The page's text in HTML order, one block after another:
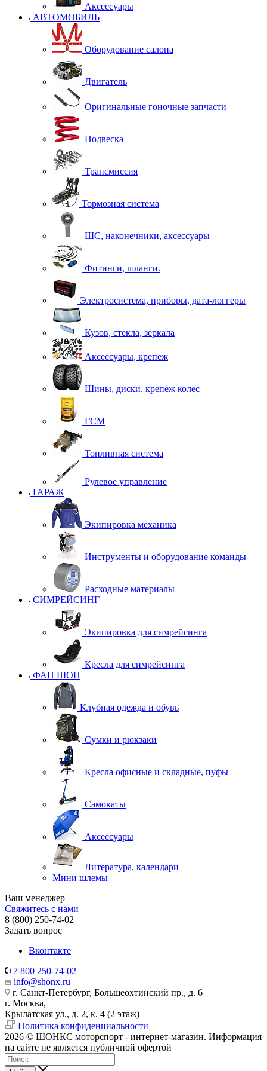
Аксессуары
АВТОМОБИЛЬ
Оборудование салона
Двигатель
Оригинальные гоночные запчасти
Подвеска
Трансмиссия
Тормозная система
ШС, наконечники, аксессуары
Фитинги, шланги.
Электросистема, приборы, дата-логгеры
Кузов, стекла, зеркала
Аксессуары, крепеж
Шины, диски, крепеж колес
ГСМ
Топливная система
Рулевое управление
ГАРАЖ
Экипировка механика
Инструменты и оборудование команды
Расходные материалы
СИМРЕЙСИНГ
Экипировка для симрейсинга
Кресла для симрейсинга
ФАН ШОП
Клубная одежда и обувь
Сумки и рюкзаки
Кресла офисные и складные, пуфы
Самокаты
Аксессуары
Литература, календари
Мини шлемы
Ваш менеджер
Свяжитесь с нами
8 (800) 250-74-02
Задать вопрос
Вконтакте
+7 800 250-74-02
info@shonx.ru
г. Санкт-Петербург, Большеохтинский пр., д. 6
г. Москва,
Крылатская ул., д. 2, к. 4 (2 этаж)
Политика конфиденциальности
2026 © ШОНКС моторспорт - интернет-магазин. Информация
на сайте не является публичной офертой